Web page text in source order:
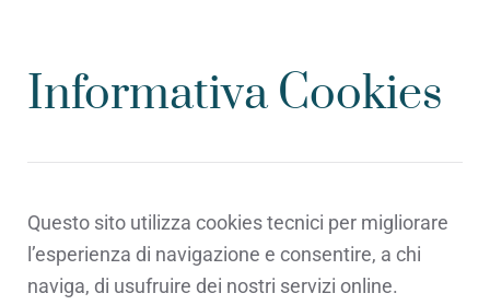
Informativa Cookies
Questo sito utilizza cookies tecnici per migliorare
l’esperienza di navigazione e consentire, a chi
naviga, di usufruire dei nostri servizi online.